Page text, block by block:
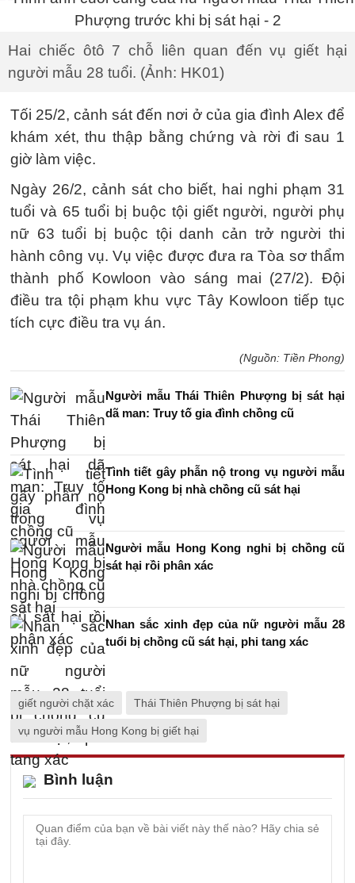
Hai chiếc ôtô 7 chỗ liên quan đến vụ giết hại
người mẫu 28 tuổi. (Ảnh: HK01)
Tối 25/2, cảnh sát đến nơi ở của gia đình Alex để
khám xét, thu thập bằng chứng và rời đi sau 1
giờ làm việc.
Ngày 26/2, cảnh sát cho biết, hai nghi phạm 31
tuổi và 65 tuổi bị buộc tội giết người, người phụ
nữ 63 tuổi bị buộc tội danh cản trở người thi
hành công vụ. Vụ việc được đưa ra Tòa sơ thẩm
thành phố Kowloon vào sáng mai (27/2). Đội
điều tra tội phạm khu vực Tây Kowloon tiếp tục
tích cực điều tra vụ án.
(Nguồn: Tiền Phong)
Người mẫu Thái Thiên Phượng bị sát hại
dã man: Truy tố gia đình chồng cũ
Tình tiết gây phẫn nộ trong vụ người mẫu
Hong Kong bị nhà chồng cũ sát hại
Người mẫu Hong Kong nghi bị chồng cũ
sát hại rồi phân xác
Nhan sắc xinh đẹp của nữ người mẫu 28
tuổi bị chồng cũ sát hại, phi tang xác
giết người chặt xác Thái Thiên Phượng bị sát hại
vụ người mẫu Hong Kong bị giết hại
Bình luận